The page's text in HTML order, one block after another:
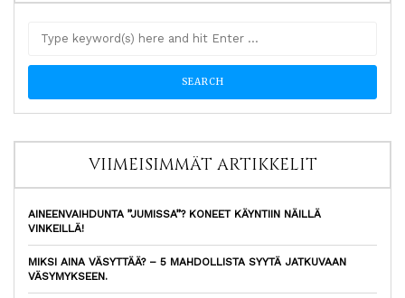
VIIMEISIMMÄT ARTIKKELIT
AINEENVAIHDUNTA ”JUMISSA”? KONEET KÄYNTIIN NÄILLÄ
VINKEILLÄ!
MIKSI AINA VÄSYTTÄÄ? – 5 MAHDOLLISTA SYYTÄ JATKUVAAN
VÄSYMYKSEEN.